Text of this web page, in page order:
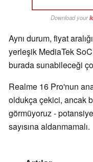
Download your
Aynı durum, fiyat
yerleşik MediaTek
burada sunabileceği
Realme 16 Pro'nun
oldukça çekici, ancak
görmüyoruz -
sayısına aldanmamalı.